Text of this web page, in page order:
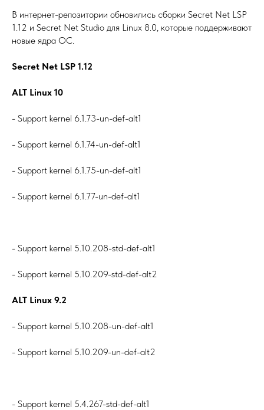
В интернет-репозитории обновились сборки Secret Net LSP
1.12 и Secret Net Studio для Linux 8.0, которые поддерживают
новые ядра ОС.
Secret Net LSP 1.12
ALT Linux 10
- Support kernel 6.1.73-un-def-alt1
- Support kernel 6.1.74-un-def-alt1
- Support kernel 6.1.75-un-def-alt1
- Support kernel 6.1.77-un-def-alt1
- Support kernel 5.10.208-std-def-alt1
- Support kernel 5.10.209-std-def-alt2
ALT Linux 9.2
- Support kernel 5.10.208-un-def-alt1
- Support kernel 5.10.209-un-def-alt2
- Support kernel 5.4.267-std-def-alt1